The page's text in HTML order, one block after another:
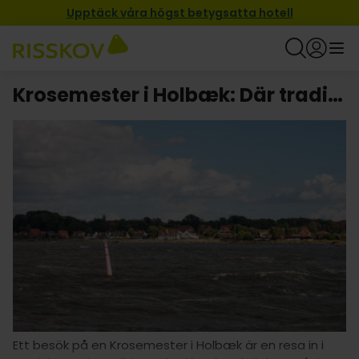
Upptäck våra högst betygsatta hotell
Krosemester i Holbæk: Där tradition möter hjärtlighet!
Ett besök på en Krosemester i Holbæk är en resa in i